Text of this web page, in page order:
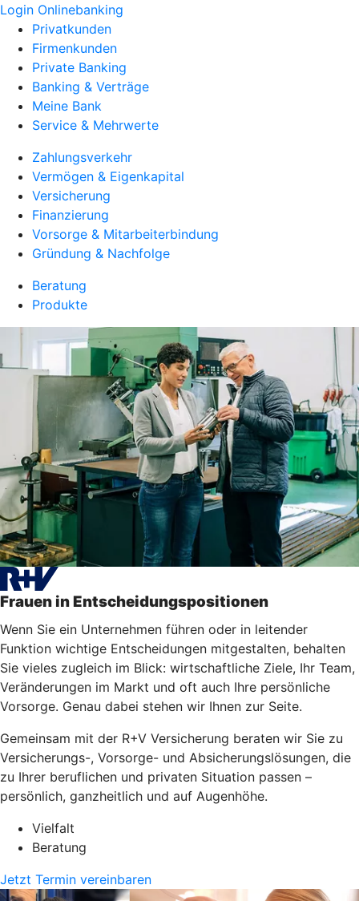
Login Onlinebanking
Privatkunden
Firmenkunden
Private Banking
Banking & Verträge
Meine Bank
Service & Mehrwerte
Zahlungsverkehr
Vermögen & Eigenkapital
Versicherung
Finanzierung
Vorsorge & Mitarbeiterbindung
Gründung & Nachfolge
Beratung
Produkte
Frauen in Entscheidungspositionen
Wenn Sie ein Unternehmen führen oder in leitender
Funktion wichtige Entscheidungen mitgestalten, behalten
Sie vieles zugleich im Blick: wirtschaftliche Ziele, Ihr Team,
Veränderungen im Markt und oft auch Ihre persönliche
Vorsorge. Genau dabei stehen wir Ihnen zur Seite.
Gemeinsam mit der R+V Versicherung beraten wir Sie zu
Versicherungs-, Vorsorge- und Absicherungslösungen, die
zu Ihrer beruflichen und privaten Situation passen –
persönlich, ganzheitlich und auf Augenhöhe.
Vielfalt
Beratung
Jetzt Termin vereinbaren